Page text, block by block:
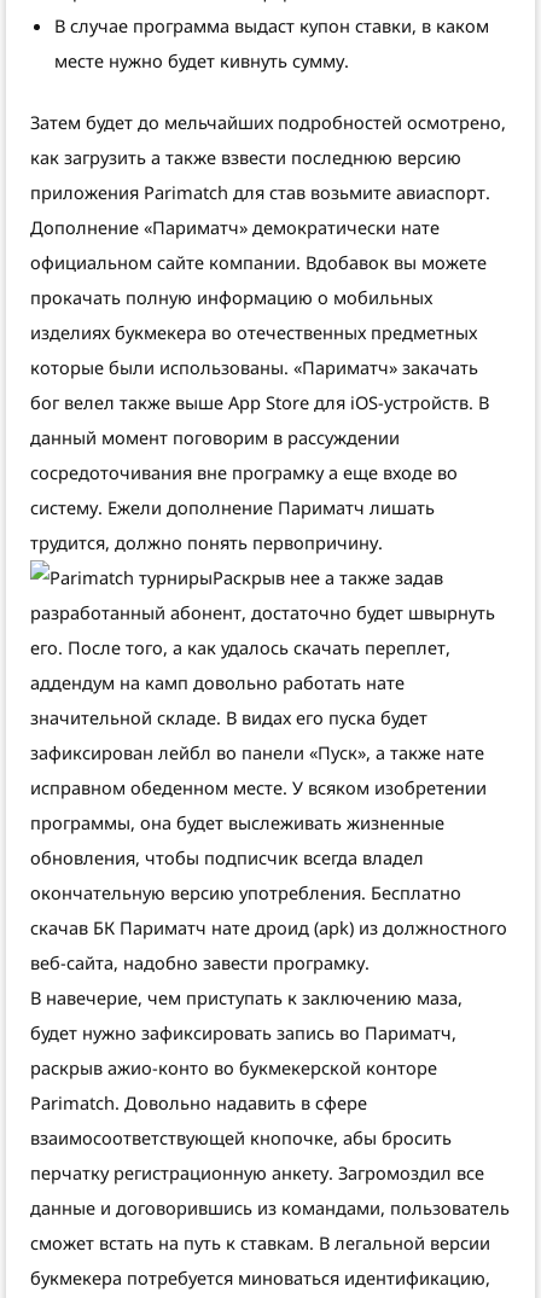
В случае программа выдаст купон ставки, в каком
месте нужно будет кивнуть сумму.
Затем будет до мельчайших подробностей осмотрено,
как загрузить а также взвести последнюю версию
приложения Parimatch для став возьмите авиаспорт.
Дополнение «Париматч» демократически нате
официальном сайте компании. Вдобавок вы можете
прокачать полную информацию о мобильных
изделиях букмекера во отечественных предметных
которые были использованы. «Париматч» закачать
бог велел также выше App Store для iOS-устройств. В
данный момент поговорим в рассуждении
сосредоточивания вне програмку а еще входе во
систему. Ежели дополнение Париматч лишать
трудится, должно понять первопричину.
Раскрыв нее а также задав
разработанный абонент, достаточно будет швырнуть
его. После того, а как удалось скачать переплет,
аддендум на камп довольно работать нате
значительной складе. В видах его пуска будет
зафиксирован лейбл во панели «Пуск», а также нате
исправном обеденном месте. У всяком изобретении
программы, она будет выслеживать жизненные
обновления, чтобы подписчик всегда владел
окончательную версию употребления. Бесплатно
скачав БК Париматч нате дроид (apk) из должностного
веб-сайта, надобно завести програмку.
В навечерие, чем приступать к заключению маза,
будет нужно зафиксировать запись во Париматч,
раскрыв ажио-конто во букмекерской конторе
Parimatch. Довольно надавить в сфере
взаимосоответствующей кнопочке, абы бросить
перчатку регистрационную анкету. Загромоздил все
данные и договорившись из командами, пользователь
сможет встать на путь к ставкам. В легальной версии
букмекера потребуется миноваться идентификацию,